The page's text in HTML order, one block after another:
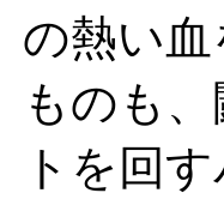
の熱い
ものも
トを回